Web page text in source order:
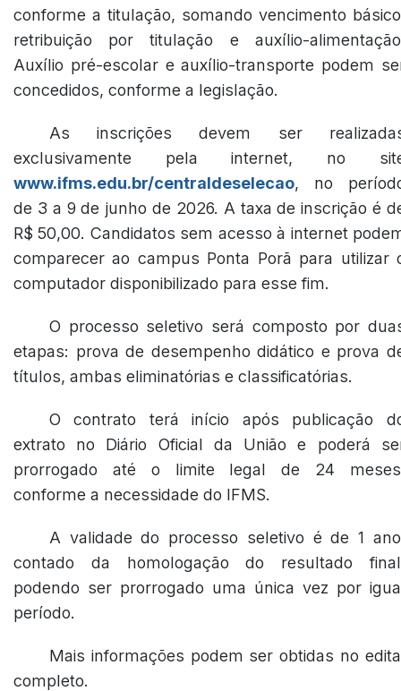
conforme a titulação, somando vencimento
retribuição por titulação e auxílio-
Auxílio pré-escolar e auxílio-transporte podem
concedidos, conforme a legislação.
As inscrições devem ser
exclusivamente pela internet, no
www.ifms.edu.br/centraldeselecao, no
de 3 a 9 de junho de 2026. A taxa de inscrição é
R$ 50,00. Candidatos sem acesso à internet
comparecer ao campus Ponta Porã para utilizar
computador disponibilizado para esse fim.
O processo seletivo será composto por
etapas: prova de desempenho didático e prova
títulos, ambas eliminatórias e classificatórias.
O contrato terá início após publicação
extrato no Diário Oficial da União e poderá
prorrogado até o limite legal de 24
conforme a necessidade do IFMS.
A validade do processo seletivo é de 1
contado da homologação do resultado
podendo ser prorrogado uma única vez por
período.
Mais informações podem ser obtidas no
completo.